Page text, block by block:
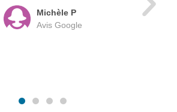
Michèle P
Avis Google